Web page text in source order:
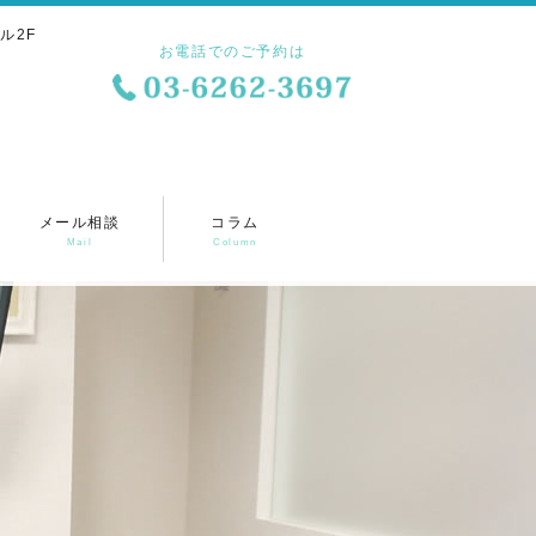
2F
お電話でのご予約は
メール相談
Mail
コラム
Column